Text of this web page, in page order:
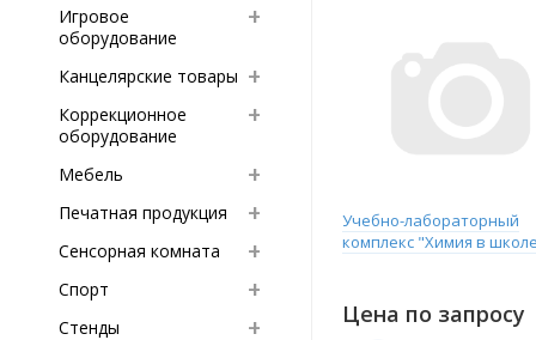
Игровое
оборудование
Канцелярские товары
Коррекционное
оборудование
Мебель
Печатная продукция
Сенсорная комната
Спорт
Стенды
Учебно-лабораторный
комплекс "Химия в
Цена по запросу